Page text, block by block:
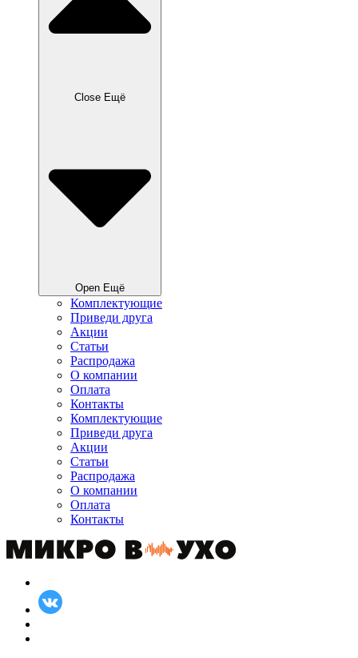
Close Ещё
Open Ещё
Комплектующие
Приведи друга
Акции
Статьи
Распродажа
О компании
Оплата
Контакты
Комплектующие
Приведи друга
Акции
Статьи
Распродажа
О компании
Оплата
Контакты